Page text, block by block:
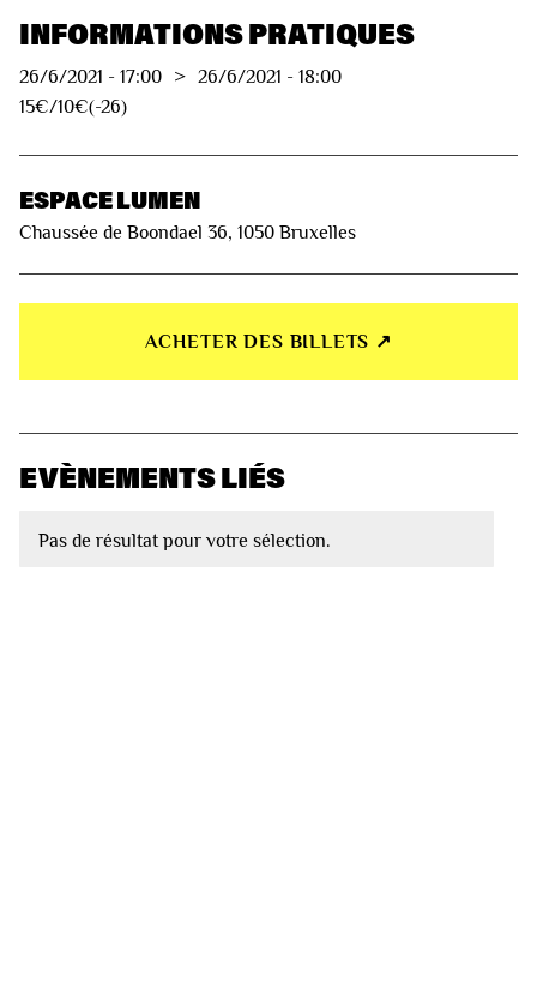
INFORMATIONS PRATIQUES
26/6/2021 - 17:00 > 26/6/2021 - 18:00
15€/10€(-26)
ESPACE LUMEN
Chaussée de Boondael 36, 1050 Bruxelles
ACHETER DES BILLETS ↗︎
EVÈNEMENTS LIÉS
Pas de résultat pour votre sélection.